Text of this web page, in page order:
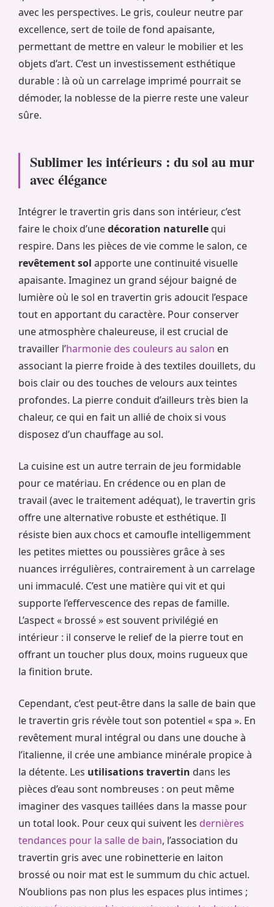
avec les perspectives. Le gris, couleur neutre par
excellence, sert de toile de fond apaisante,
permettant de mettre en valeur le mobilier et les
objets d’art. C’est un investissement esthétique
durable : là où un carrelage imprimé pourrait se
démoder, la noblesse de la pierre reste une valeur
sûre.
Sublimer les intérieurs : du sol au mur
avec élégance
Intégrer le travertin gris dans son intérieur, c’est
faire le choix d’unedécoration naturelle qui
respire. Dans les pièces de vie comme le salon, ce
revêtement sol apporte une continuité visuelle
apaisante. Imaginez un grand séjour baigné de
lumière où le sol en travertin gris adoucit l’espace
tout en apportant du caractère. Pour conserver
une atmosphère chaleureuse, il est crucial de
travailler l’harmonie des couleurs au salon en
associant la pierre froide à des textiles douillets, du
bois clair ou des touches de velours aux teintes
profondes. La pierre conduit d’ailleurs très bien la
chaleur, ce qui en fait un allié de choix si vous
disposez d’un chauffage au sol.
La cuisine est un autre terrain de jeu formidable
pour ce matériau. En crédence ou en plan de
travail (avec le traitement adéquat), le travertin gris
offre une alternative robuste et esthétique. Il
résiste bien aux chocs et camoufle intelligemment
les petites miettes ou poussières grâce à ses
nuances irrégulières, contrairement à un carrelage
uni immaculé. C’est une matière qui vit et qui
supporte l’effervescence des repas de famille.
L’aspect « brossé » est souvent privilégié en
intérieur : il conserve le relief de la pierre tout en
offrant un toucher plus doux, moins rugueux que
la finition brute.
Cependant, c’est peut-être dans la salle de bain que
le travertin gris révèle tout son potentiel « spa ». En
revêtement mural intégral ou dans une douche à
l’italienne, il crée une ambiance minérale propice à
la détente. Les utilisations travertin dans les
pièces d’eau sont nombreuses : on peut même
imaginer des vasques taillées dans la masse pour
un total look. Pour ceux qui suivent les dernières
tendances pour la salle de bain, l’association du
travertin gris avec une robinetterie en laiton
brossé ou noir mat est le summum du chic actuel.
N’oublions pas non plus les espaces plus intimes ;